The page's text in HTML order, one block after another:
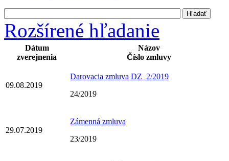
Rozšírené hľadanie
Dátum
zverejnenia
Názov
Číslo zmluvy
09.08.2019
Darovacia zmluva DZ_2/2019
24/2019
29.07.2019
Zámenná zmluva
23/2019